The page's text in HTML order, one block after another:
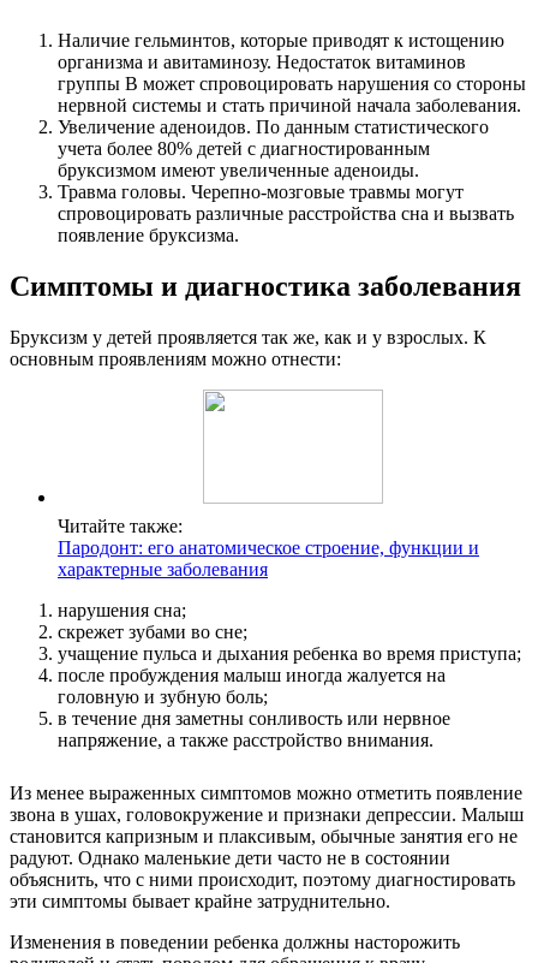
Наличие гельминтов, которые приводят к истощению
организма и авитаминозу. Недостаток витаминов
группы В может спровоцировать нарушения со стороны
нервной системы и стать причиной начала заболевания.
Увеличение аденоидов. По данным статистического
учета более 80% детей с диагностированным
бруксизмом имеют увеличенные аденоиды.
Травма головы. Черепно-мозговые травмы могут
спровоцировать различные расстройства сна и вызвать
появление бруксизма.
Симптомы и диагностика заболевания
Бруксизм у детей проявляется так же, как и у взрослых. К
основным проявлениям можно отнести:
Читайте также:
Пародонт: его анатомическое строение, функции и
характерные заболевания
нарушения сна;
скрежет зубами во сне;
учащение пульса и дыхания ребенка во время приступа;
после пробуждения малыш иногда жалуется на
головную и зубную боль;
в течение дня заметны сонливость или нервное
напряжение, а также расстройство внимания.
Из менее выраженных симптомов можно отметить появление
звона в ушах, головокружение и признаки депрессии. Малыш
становится капризным и плаксивым, обычные занятия его не
радуют. Однако маленькие дети часто не в состоянии
объяснить, что с ними происходит, поэтому диагностировать
эти симптомы бывает крайне затруднительно.
Изменения в поведении ребенка должны насторожить